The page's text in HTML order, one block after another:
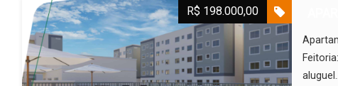
R$ 198.000,00